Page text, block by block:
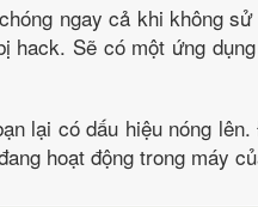
ngay cả khi không
hack. Sẽ có một ứng
lại có dấu hiệu nóng
hoạt động trong máy